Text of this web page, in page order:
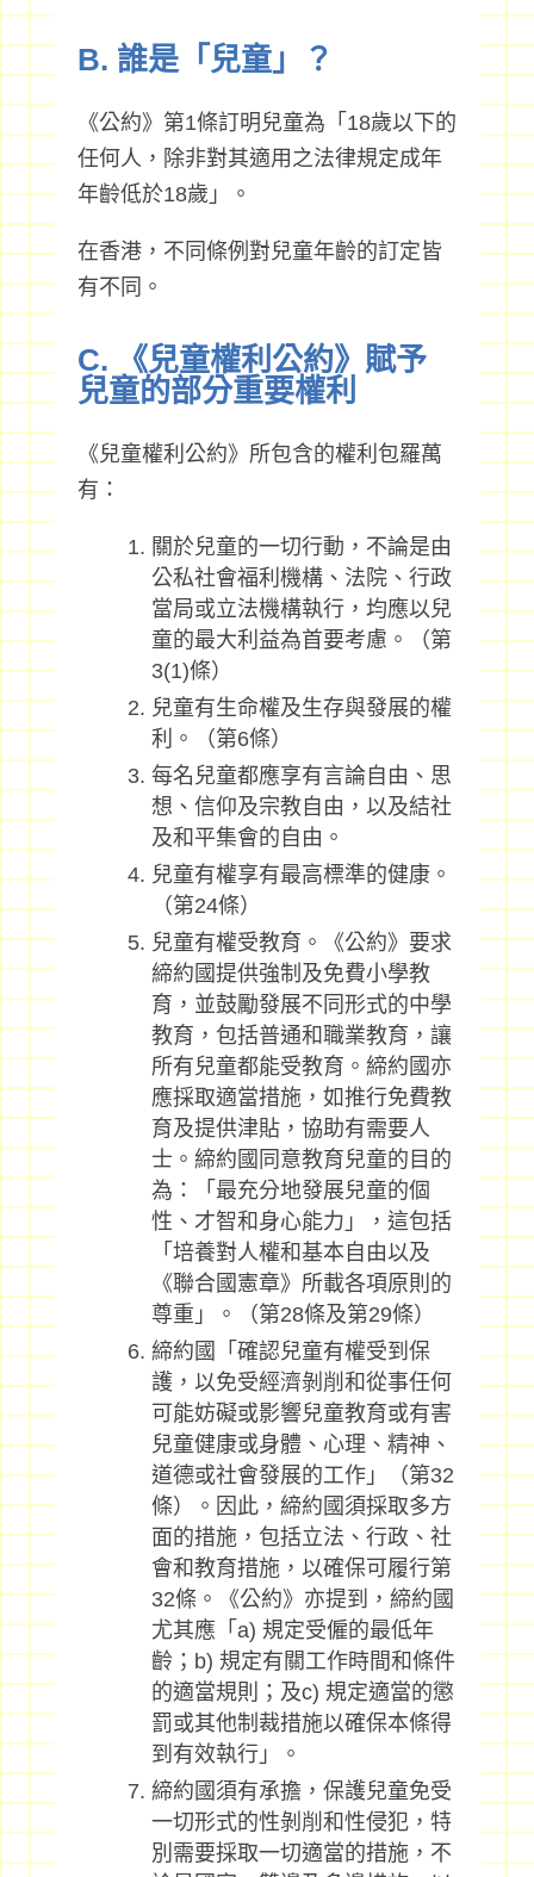
B. 誰是「兒童」？
《公約》第1條訂明兒童為「18歲以下的
任何人，除非對其適用之法律規定成年
年齡低於18歲」。
在香港，不同條例對兒童年齡的訂定皆
有不同。
C. 《兒童權利公約》賦予
兒童的部分重要權利
《兒童權利公約》所包含的權利包羅萬
有：
關於兒童的一切行動，不論是由
公私社會福利機構、法院、行政
當局或立法機構執行，均應以兒
童的最大利益為首要考慮。（第
3(1)條）
兒童有生命權及生存與發展的權
利。（第6條）
每名兒童都應享有言論自由、思
想、信仰及宗教自由，以及結社
及和平集會的自由。
兒童有權享有最高標準的健康。
（第24條）
兒童有權受教育。《公約》要求
締約國提供強制及免費小學教
育，並鼓勵發展不同形式的中學
教育，包括普通和職業教育，讓
所有兒童都能受教育。締約國亦
應採取適當措施，如推行免費教
育及提供津貼，協助有需要人
士。締約國同意教育兒童的目的
為：「最充分地發展兒童的個
性、才智和身心能力」，這包括
「培養對人權和基本自由以及
《聯合國憲章》所載各項原則的
尊重」。（第28條及第29條）
締約國「確認兒童有權受到保
護，以免受經濟剝削和從事任何
可能妨礙或影響兒童教育或有害
兒童健康或身體、心理、精神、
道德或社會發展的工作」（第32
條）。因此，締約國須採取多方
面的措施，包括立法、行政、社
會和教育措施，以確保可履行第
32條。《公約》亦提到，締約國
尤其應「a) 規定受僱的最低年
齡；b) 規定有關工作時間和條件
的適當規則；及c) 規定適當的懲
罰或其他制裁措施以確保本條得
到有效執行」。
締約國須有承擔，保護兒童免受
一切形式的性剝削和性侵犯，特
別需要採取一切適當的措施，不